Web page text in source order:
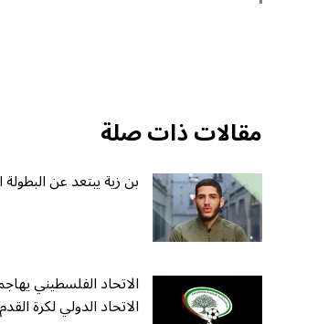
مقالات ذات صلة
بن زية يبتعد عن البطولة
الاتحاد الفلسطيني
الاتحاد الدولي لكرة القدم